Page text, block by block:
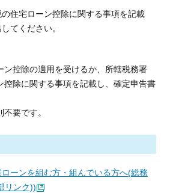
住宅ローン控除に関する事項を記載
てください。
ン控除の適用を受けるか、所轄税務署
控除に関する事項を記載し、確定申告書
要です。
ーンを組む方・組んでいる方へ(総務
リンク))